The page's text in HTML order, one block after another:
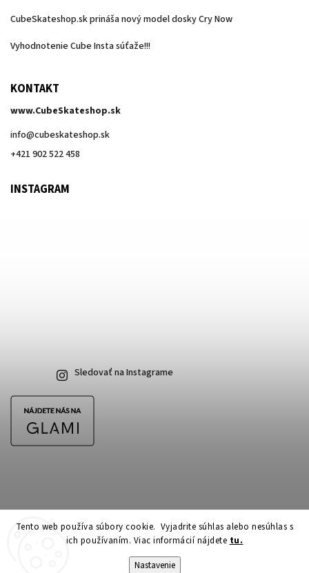
Tento web používa súbory cookie. Vyjadrite súhlas alebo nesúhlas s
ich používaním. Viac informácií nájdete tu.
Nastavenie
CubeSkateshop.sk prináša nový model dosky Cry Now
Vyhodnotenie Cube Insta súťaže!!!
KONTAKT
www.CubeSkateshop.sk
info@cubeskateshop.sk
+421 902 522 458
INSTAGRAM
Sledovať na Instagrame
Copyright 2026CubeSkateshop.sk. Všetky práva vyhradené.
Upraviť nastavenie cookies